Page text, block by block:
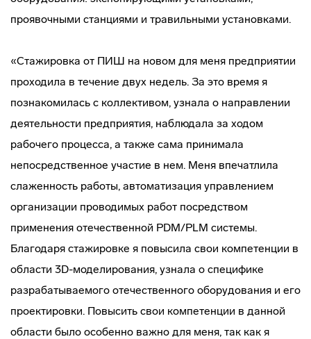
проявочными станциями и травильными установками.
«Стажировка от ПИШ на новом для меня предприятии
проходила в течение двух недель. За это время я
познакомилась с коллективом, узнала о направлении
деятельности предприятия, наблюдала за ходом
рабочего процесса, а также сама принимала
непосредственное участие в нем. Меня впечатлила
слаженность работы, автоматизация управлением
организации проводимых работ посредством
применения отечественной PDM/PLM системы.
Благодаря стажировке я повысила свои компетенции в
области 3D-моделирования, узнала о специфике
разрабатываемого отечественного оборудования и его
проектировки. Повысить свои компетенции в данной
области было особенно важно для меня, так как я